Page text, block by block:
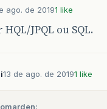
ago. de 20191 like
JPQL ou SQL.
13 de ago. de 20191 like